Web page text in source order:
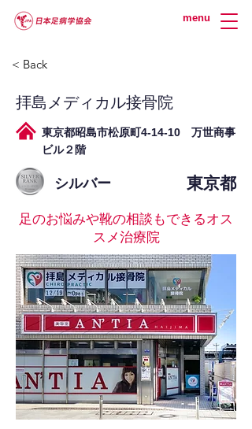
menu
< Back
拝島メディカル接骨院
東京都昭島市松原町4-14-10 万世商事
ビル２階
シルバー 東京都
足のお悩みや靴の相談もできるオス
スメ治療院